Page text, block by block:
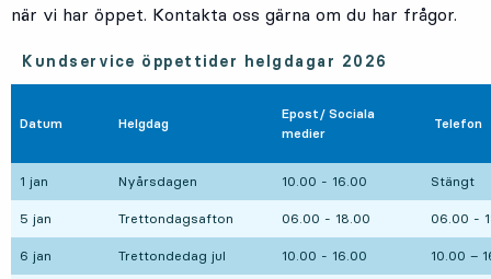
när vi har öppet. Kontakta oss gärna om du har frågor.
Kundservice öppettider helgdagar 2026
Datum Helgdag
Epost/ Sociala
medier
Telefon
1 jan Nyårsdagen 10.00 - 16.00 Stängt
5 jan Trettondagsafton 06.00 - 18.00 06.00 -
6 jan Trettondedag jul 10.00 - 16.00 10.00 –